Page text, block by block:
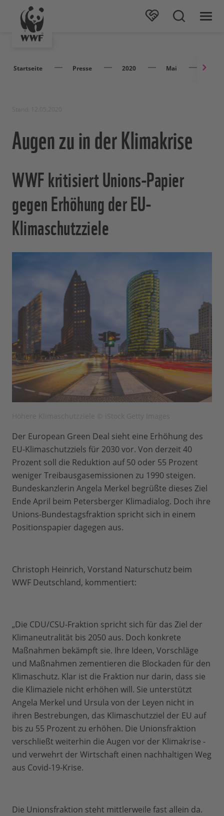
Startseite Presse 2020 Mai
Augen zu in der Klimakrise
WWF kritisiert Unions-Papier
gegen Erhöhung der EU-
Klimaschutzziele
Der European Green Deal sieht eine Erhöhung des
EU-Klimaschutzziels für 2030 vor. Von derzeit 40
Prozent soll die Reduktion auf 50 oder 55 Prozent
weniger Treibausgasemissionen zu 1990 steigen.
Bundeskanzlerin Angela Merkel begrüßte dieses Ziel
Ende April beim Petersberger Klimadialog. Doch ihre
Unions-Bundestagsfraktion spricht sich in einem
Positionspapier dagegen aus.
Christoph Heinrich, Vorstand Naturschutz beim
WWF Deutschland, kommentiert:
„Die CDU/CSU-Fraktion spricht sich für das Ziel der
Klimaneutralität bis 2050 aus. Doch konkrete
Maßnahmen bekämpft sie. Ihre Ideen, Vorschläge
und Maßnahmen zementieren die Blockaden für den
Klimaschutz. Klar ist die Fraktion nur darin, dass sie
die Klimaziele nicht erhöhen will. Sie unterstützt
Angela Merkel und Ursula von der Leyen nicht in
ihren Bestrebungen, das Klimaschutzziel der EU auf
bis zu 55 Prozent zu erhöhen. Die Unionsfraktion
verschließt weiterhin die Augen vor der Klimakrise -
und verwehrt der Wirtschaft einen nachhaltigen Weg
aus Covid-19-Krise.
Die Unionsfraktion steht mittlerweile fast allein da.